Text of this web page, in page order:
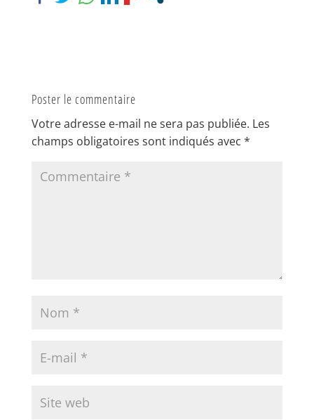
Poster le commentaire
Votre adresse e-mail ne sera pas publiée. Les
champs obligatoires sont indiqués avec *